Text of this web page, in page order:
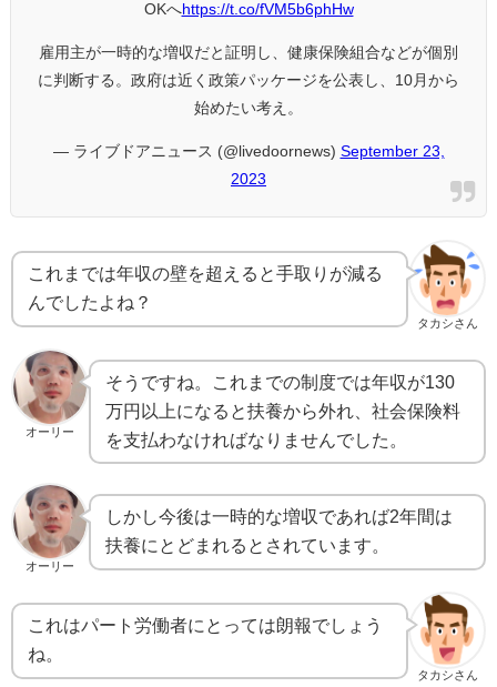
OKへhttps://t.co/fVM5b6phHw
雇用主が一時的な増収だと証明し、健康保険組合などが個別
に判断する。政府は近く政策パッケージを公表し、10月から
始めたい考え。
— ライブドアニュース (@livedoornews) September 23,
2023
タカシさん
これまでは年収の壁を超えると手取りが減る
んでしたよね？
オーリー
そうですね。これまでの制度では年収が130
万円以上になると扶養から外れ、社会保険料
を支払わなければなりませんでした。
オーリー
しかし今後は一時的な増収であれば2年間は
扶養にとどまれるとされています。
タカシさん
これはパート労働者にとっては朗報でしょう
ね。